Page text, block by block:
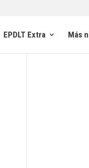
EPDLT Extra Más